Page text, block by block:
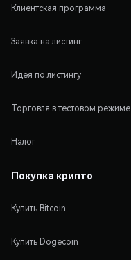
Клиентская программа
Заявка на листинг
Идея по листингу
Торговля в тестовом режиме
Налог
Покупка крипто
Купить Bitcoin
Купить Dogecoin